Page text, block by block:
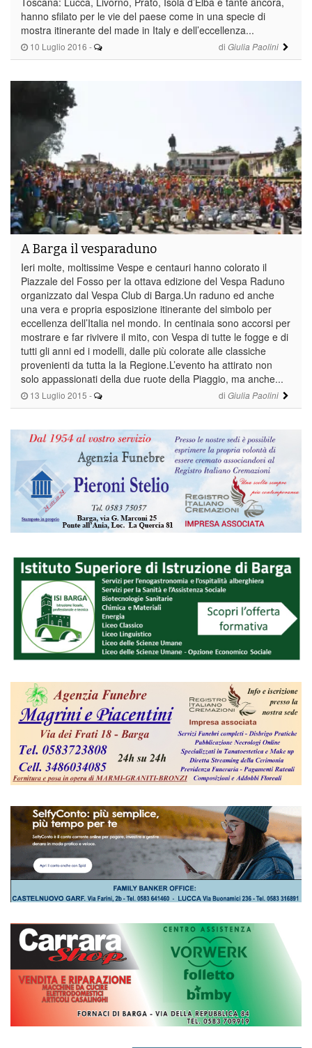
10 Luglio 2016 - di Giulia Paolini
hanno sfilato per le vie del paese come in una specie di
mostra itinerante del made in Italy e dell’eccellenza...
13 Luglio 2015 - di Giulia Paolini
A Barga il vesparaduno
Ieri molte, moltissime Vespe e centauri hanno colorato il
Piazzale del Fosso per la ottava edizione del Vespa Raduno
organizzato dal Vespa Club di Barga.Un raduno ed anche
una vera e propria esposizione itinerante del simbolo per
eccellenza dell’Italia nel mondo. In centinaia sono accorsi per
mostrare e far rivivere il mito, con Vespa di tutte le fogge e di
tutti gli anni ed i modelli, dalle più colorate alle classiche
provenienti da tutta la la Regione.L’evento ha attirato non
solo appassionati della due ruote della Piaggio, ma anche...